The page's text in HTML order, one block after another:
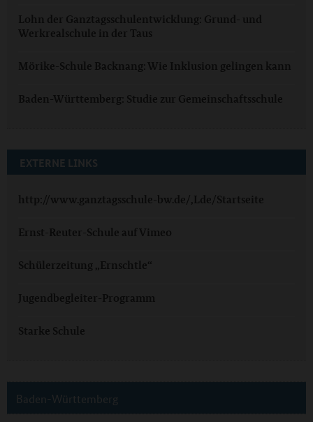
Lohn der Ganztagsschulentwicklung: Grund- und
Werkrealschule in der Taus
Mörike-Schule Backnang: Wie Inklusion gelingen kann
Baden-Württemberg: Studie zur Gemeinschaftsschule
EXTERNE LINKS
http://www.ganztagsschule-bw.de/,Lde/Startseite
Ernst-Reuter-Schule auf Vimeo
Schülerzeitung „Ernschtle“
Jugendbegleiter-Programm
Starke Schule
Baden-Württemberg